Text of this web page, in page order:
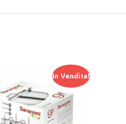
In Vendita!
Prezzo
Originale
Era:
365,00 €.
Il
Prezzo
Attuale
È:
139,90 €.